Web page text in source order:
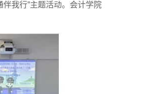
我行”主题活动。会计学院